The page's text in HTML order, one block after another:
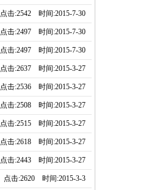
点击:2542 时间:2015-7-30
点击:2497 时间:2015-7-30
点击:2497 时间:2015-7-30
点击:2637 时间:2015-3-27
点击:2536 时间:2015-3-27
点击:2508 时间:2015-3-27
点击:2515 时间:2015-3-27
点击:2618 时间:2015-3-27
点击:2443 时间:2015-3-27
点击:2620 时间:2015-3-3